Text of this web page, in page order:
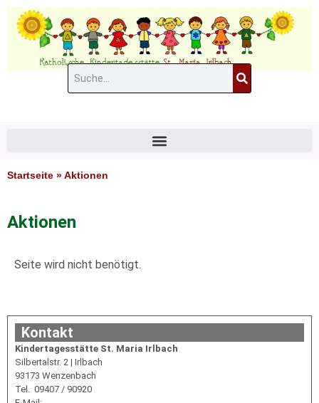
Zum
Inhalt
springen
Suche
Startseite » Aktionen
Aktionen
Seite wird nicht benötigt.
Kontakt
Kindertagesstätte St. Maria Irlbach
Silbertalstr. 2 | Irlbach
93173 Wenzenbach
Tel. 09407 / 90920